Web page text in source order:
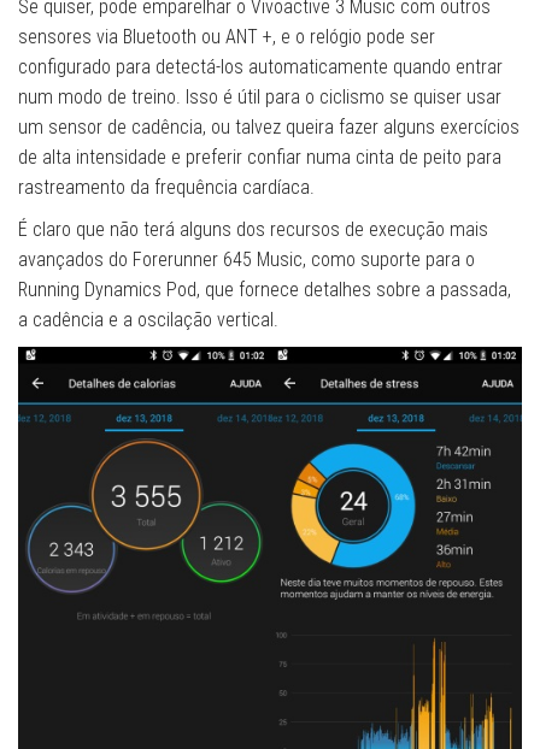
Se quiser, pode emparelhar o Vivoactive 3 Music com outros
sensores via Bluetooth ou ANT +, e o relógio pode ser
configurado para detectá-los automaticamente quando entrar
num modo de treino. Isso é útil para o ciclismo se quiser usar
um sensor de cadência, ou talvez queira fazer alguns exercícios
de alta intensidade e preferir confiar numa cinta de peito para
rastreamento da frequência cardíaca.
É claro que não terá alguns dos recursos de execução mais
avançados do Forerunner 645 Music, como suporte para o
Running Dynamics Pod, que fornece detalhes sobre a passada,
a cadência e a oscilação vertical.